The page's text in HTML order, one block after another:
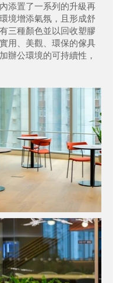
添置了一系列的升級再
境增添氣氛，且形成舒
三種顏色並以回收塑膠
用、美觀、環保的傢具
辦公環境的可持續性，